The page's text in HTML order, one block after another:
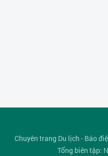
Chuyên trang Du lịch - Báo
Tổng biên tập: